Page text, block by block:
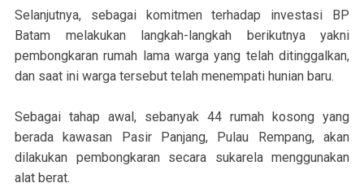
Selanjutnya, sebagai komitmen terhadap investasi BP
Batam melakukan langkah-langkah berikutnya yakni
pembongkaran rumah lama warga yang telah ditinggalkan,
dan saat ini warga tersebut telah menempati hunian baru.
Sebagai tahap awal, sebanyak 44 rumah kosong yang
berada kawasan Pasir Panjang, Pulau Rempang, akan
dilakukan pembongkaran secara sukarela menggunakan
alat berat.